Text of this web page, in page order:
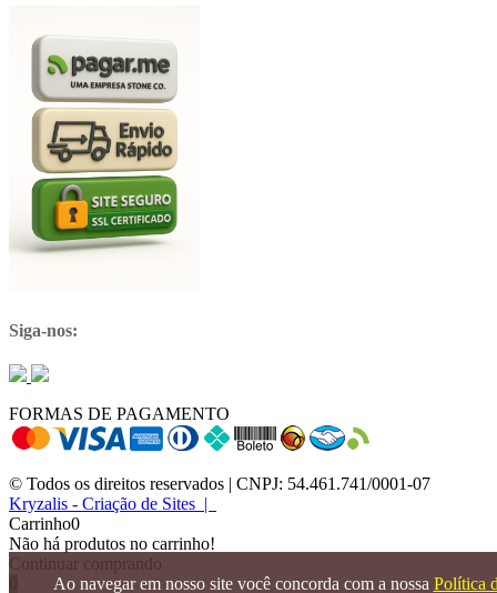
Ao navegar em nosso site você concorda com a nossa Política
Siga-nos:
FORMAS DE PAGAMENTO
© Todos os direitos reservados | CNPJ: 54.461.741/0001-07
Kryzalis - Criação de Sites |
Carrinho0
Não há produtos no carrinho!
Continuar comprando